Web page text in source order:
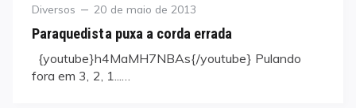
Category
Diversos
Posted
20 de maio de 2013
Paraquedista puxa a corda errada
{youtube}h4MaMH7NBAs{/youtube} Pulando
fora em 3, 2, 1...…